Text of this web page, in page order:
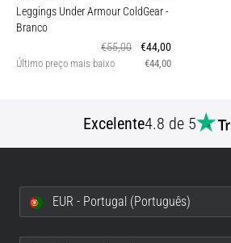
Leggings Under Armour ColdGear-
Branco
€55,00
€44,00
Último preço mais baixo €44,00
Excelente4.8 de 5
EUR - Portugal (Português)